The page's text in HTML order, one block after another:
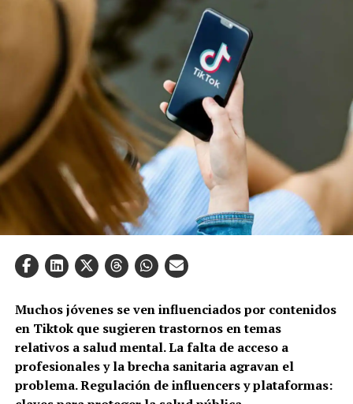
Muchos jóvenes se ven influenciados por contenidos
en Tiktok que sugieren trastornos en temas
relativos a salud mental. La falta de acceso a
profesionales y la brecha sanitaria agravan el
problema. Regulación de influencers y plataformas: